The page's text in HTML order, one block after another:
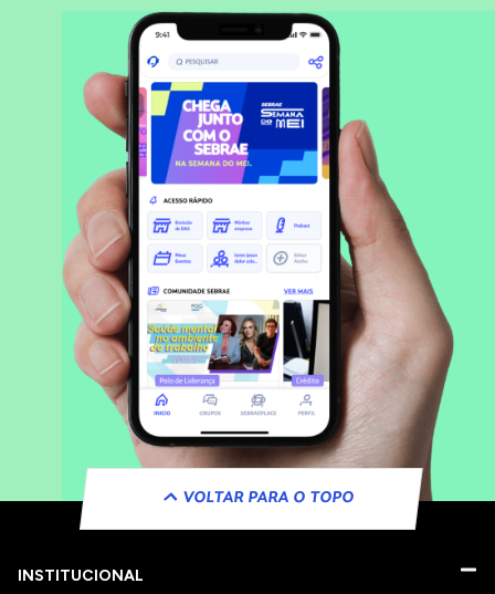
VOLTAR PARA O TOPO
INSTITUCIONAL